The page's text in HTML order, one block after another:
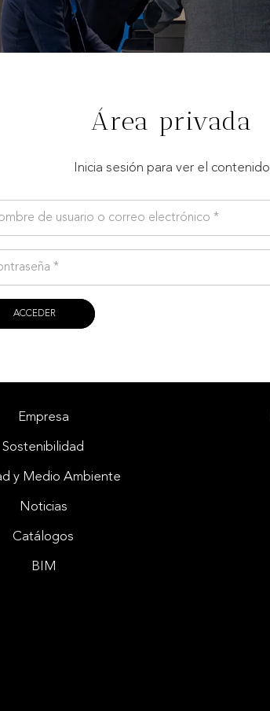
Área privada
Inicia sesión para ver el contenido
ACCEDER
Empresa
Sostenibilidad
y Medio Ambiente
Noticias
Catálogos
BIM